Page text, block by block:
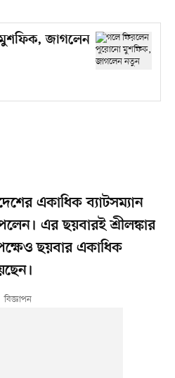
জাগলেন
একাধিক ব্যাটসম্যান
এর ছয়বারই শ্রীলঙ্কার
ছয়বার একাধিক